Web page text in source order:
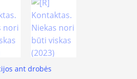
ant drobės